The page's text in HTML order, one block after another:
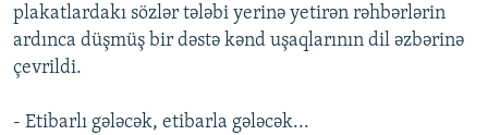
plakatlardakı sözlər tələbi yerinə yetirən rəhbərlərin
ardınca düşmüş bir dəstə kənd uşaqlarının dil əzbərinə
çevrildi.
- Etibarlı gələcək, etibarla gələcək...